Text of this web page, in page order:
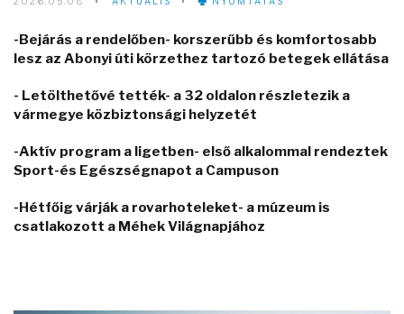
-Bejárás a rendelőben- korszerűbb és komfortosabb
lesz az Abonyi úti körzethez tartozó betegek ellátása
- Letölthetővé tették- a 32 oldalon részletezik a
vármegye közbiztonsági helyzetét
-Aktív program a ligetben- első alkalommal rendeztek
Sport-és Egészségnapot a Campuson
-Hétfőig várják a rovarhoteleket- a múzeum is
csatlakozott a Méhek Világnapjához